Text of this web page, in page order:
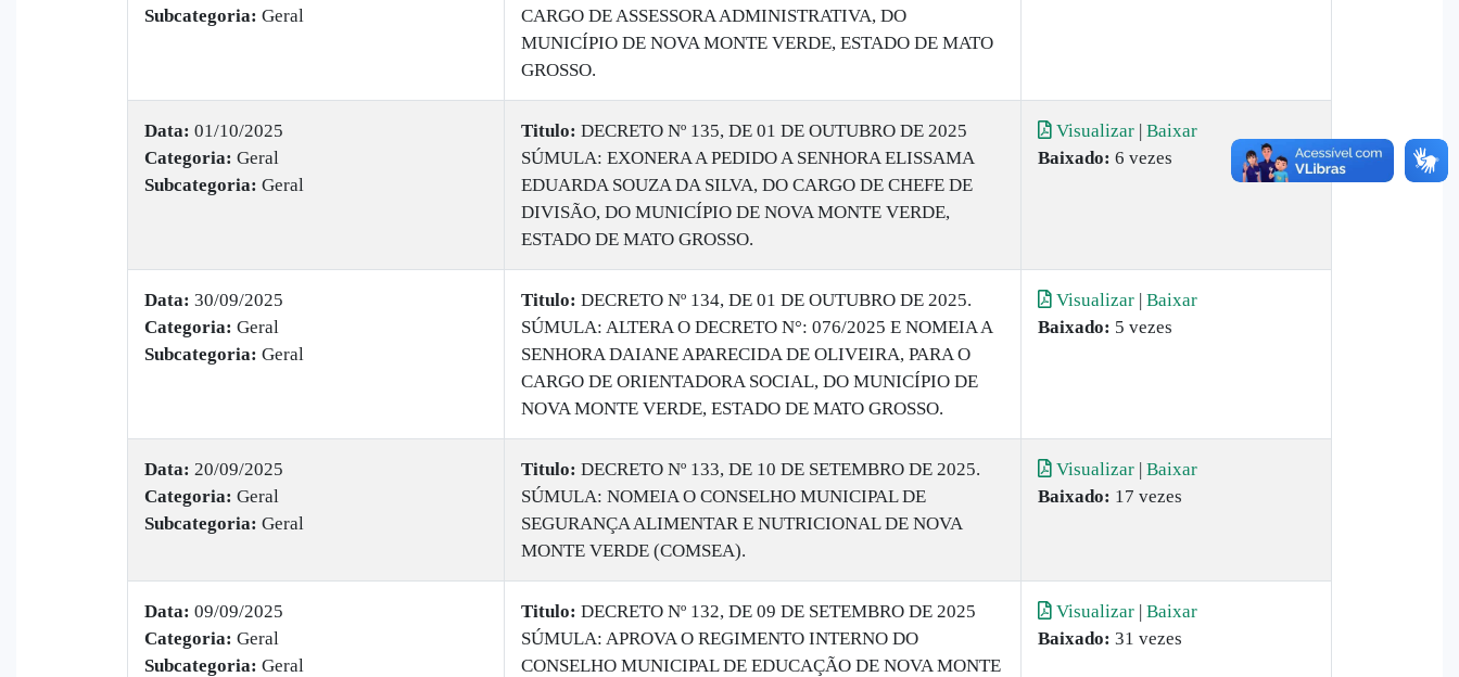
Subcategoria: Geral
CARGO DE ASSESSORA ADMINISTRATIVA, DO
MUNICÍPIO DE NOVA MONTE VERDE, ESTADO DE MATO
GROSSO.
Data: 01/10/2025
Categoria: Geral
Subcategoria: Geral
Titulo: DECRETO Nº 135, DE 01 DE OUTUBRO DE 2025
SÚMULA: EXONERA A PEDIDO A SENHORA ELISSAMA
EDUARDA SOUZA DA SILVA, DO CARGO DE CHEFE DE
DIVISÃO, DO MUNICÍPIO DE NOVA MONTE VERDE,
ESTADO DE MATO GROSSO.
Visualizar | Baixar
Baixado: 6 vezes
Data: 30/09/2025
Categoria: Geral
Subcategoria: Geral
Titulo: DECRETO Nº 134, DE 01 DE OUTUBRO DE 2025.
SÚMULA: ALTERA O DECRETO N°: 076/2025 E NOMEIA A
SENHORA DAIANE APARECIDA DE OLIVEIRA, PARA O
CARGO DE ORIENTADORA SOCIAL, DO MUNICÍPIO DE
NOVA MONTE VERDE, ESTADO DE MATO GROSSO.
Visualizar | Baixar
Baixado: 5 vezes
Data: 20/09/2025
Categoria: Geral
Subcategoria: Geral
Titulo: DECRETO Nº 133, DE 10 DE SETEMBRO DE 2025.
SÚMULA: NOMEIA O CONSELHO MUNICIPAL DE
SEGURANÇA ALIMENTAR E NUTRICIONAL DE NOVA
MONTE VERDE (COMSEA).
Visualizar | Baixar
Baixado: 17 vezes
Data: 09/09/2025
Categoria: Geral
Subcategoria: Geral
Titulo: DECRETO Nº 132, DE 09 DE SETEMBRO DE 2025
SÚMULA: APROVA O REGIMENTO INTERNO DO
CONSELHO MUNICIPAL DE EDUCAÇÃO DE NOVA MONTE
Visualizar | Baixar
Baixado: 31 vezes